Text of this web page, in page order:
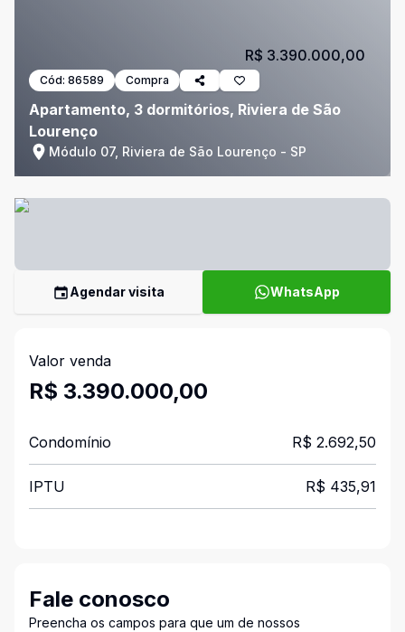
Cód: 86589 Compra
Apartamento, 3 dormitórios, Riviera de São
Lourenço
Módulo 07, Riviera de São Lourenço - SP
R$ 3.390.000,00
Agendar visita WhatsApp
Valor venda
R$ 3.390.000,00
Condomínio R$ 2.692,50
IPTU R$ 435,91
Fale conosco
Preencha os campos para que um de nossos